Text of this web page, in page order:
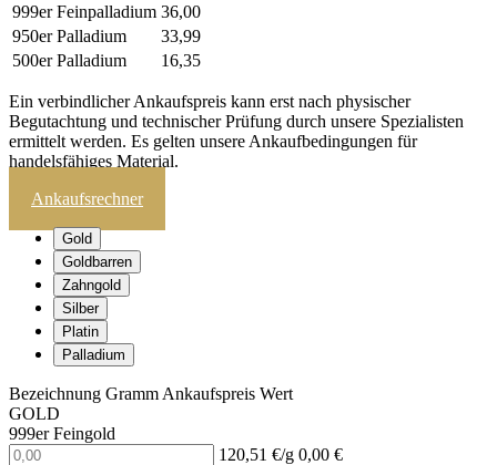
999er Feinpalladium 36,00
950er Palladium
33,99
500er Palladium
16,35
Ein verbindlicher Ankaufspreis kann erst nach physischer
Begutachtung und technischer Prüfung durch unsere Spezialisten
ermittelt werden. Es gelten unsere Ankaufbedingungen für
handelsfähiges Material.
Ankaufsrechner
Gold
Goldbarren
Zahngold
Silber
Platin
Palladium
Bezeichnung Gramm Ankaufspreis Wert
GOLD
999er Feingold
120,51 €/g 0,00 €